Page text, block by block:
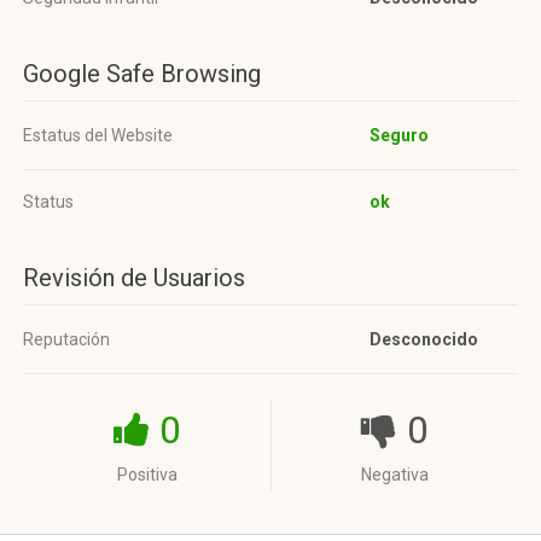
Google Safe Browsing
Estatus del Website Seguro
Status ok
Revisión de Usuarios
Reputación Desconocido
0
Positiva
0
Negativa